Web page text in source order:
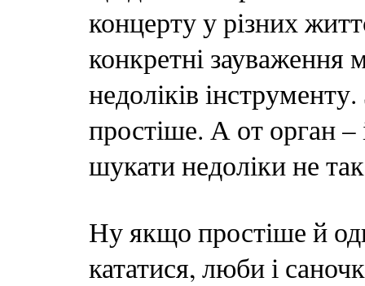
концерту у різних
конкретні
недоліків
простіше. А от орган
шукати недоліки не
Ну якщо простіше й
кататися, люби і